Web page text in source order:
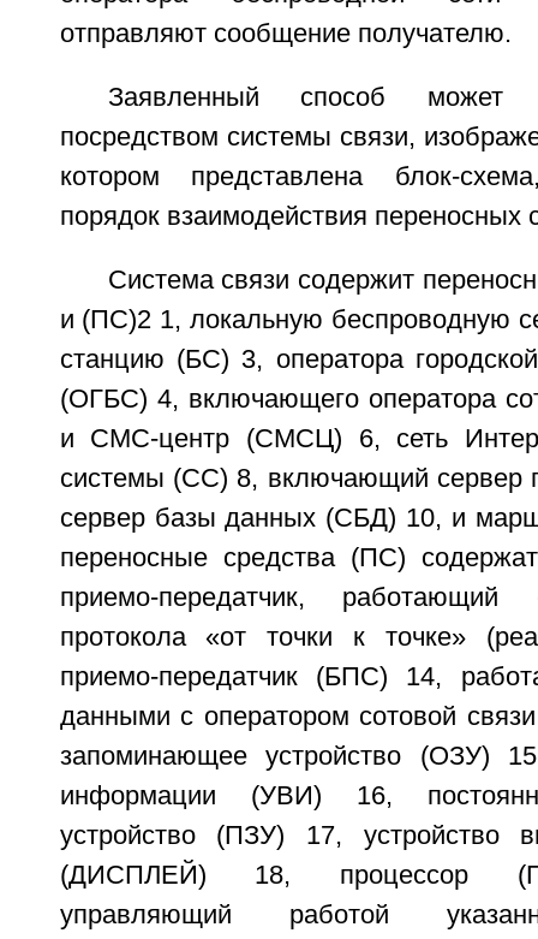
отправляют сообщение получателю.
Заявленный способ может
посредством системы связи,
котором представлена блок-
порядок взаимодействия переносных
Система связи содержит
и (ПС)2 1, локальную беспроводную
станцию (БС) 3, оператора
(ОГБС) 4, включающего оператора
и CMC-центр (СМСЦ) 6, сеть
системы (СС) 8, включающий сервер
сервер базы данных (СБД) 10, и
переносные средства (ПС)
приемо-передатчик, работающий
протокола «от точки к точке»
приемо-передатчик (БПС) 14,
данными с оператором сотовой
запоминающее устройство (ОЗУ)
информации (УВИ) 16,
устройство (ПЗУ) 17, устройство
(ДИСПЛЕЙ) 18, процессор
управляющий работой